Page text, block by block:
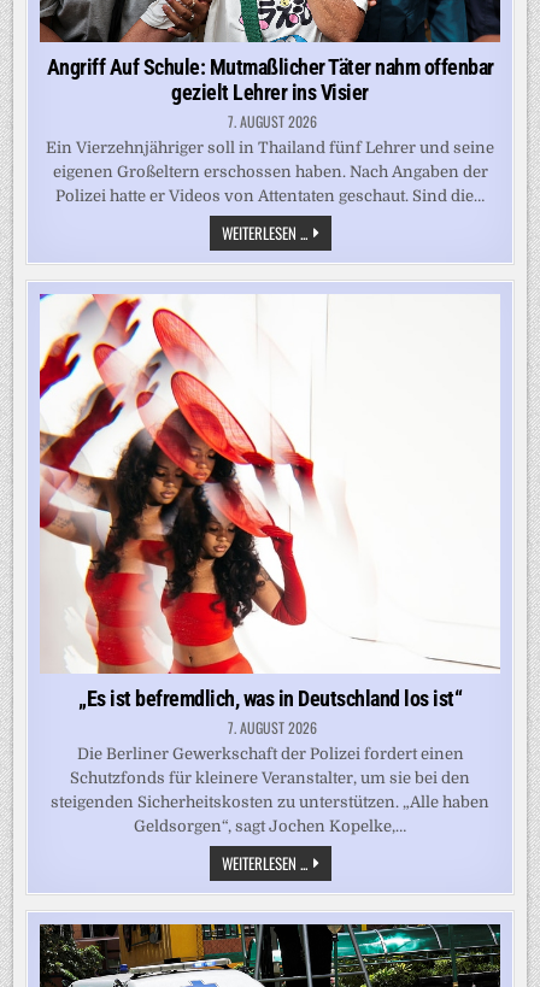
Angriff Auf Schule: Mutmaßlicher Täter nahm offenbar
gezielt Lehrer ins Visier
7. AUGUST 2026
Ein Vierzehnjähriger soll in Thailand fünf Lehrer und seine
eigenen Großeltern erschossen haben. Nach Angaben der
Polizei hatte er Videos von Attentaten geschaut. Sind die…
WEITERLESEN ... ANGRIFF
AUF
SCHULE:
MUTMASSLICHER T
ÄTER N
„Es ist befremdlich, was in Deutschland los ist“
7. AUGUST 2026
Die Berliner Gewerkschaft der Polizei fordert einen
Schutzfonds für kleinere Veranstalter, um sie bei den
steigenden Sicherheitskosten zu unterstützen. „Alle haben
Geldsorgen“, sagt Jochen Kopelke,…
WEITERLESEN ...„ES
IST
BEFREMDLICH,
WAS
IN
DEUTSCHLAND
LOS
IST“